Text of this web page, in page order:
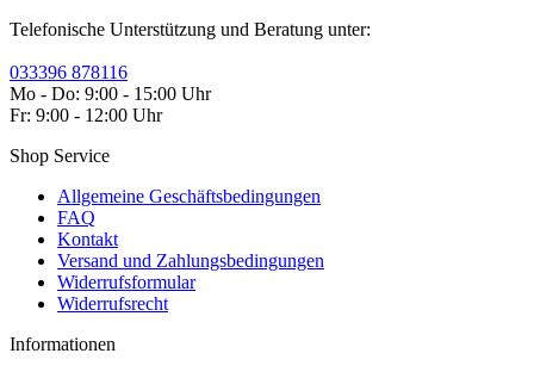
Telefonische Unterstützung und Beratung unter:
033396 878116
Mo - Do: 9:00 - 15:00 Uhr
Fr: 9:00 - 12:00 Uhr
Shop Service
Allgemeine Geschäftsbedingungen
FAQ
Kontakt
Versand und Zahlungsbedingungen
Widerrufsformular
Widerrufsrecht
Informationen